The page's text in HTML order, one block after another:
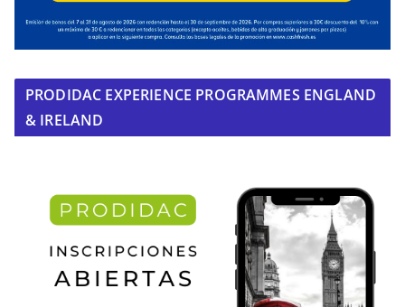
PRODIDAC EXPERIENCE PROGRAMMES ENGLAND
& IRELAND